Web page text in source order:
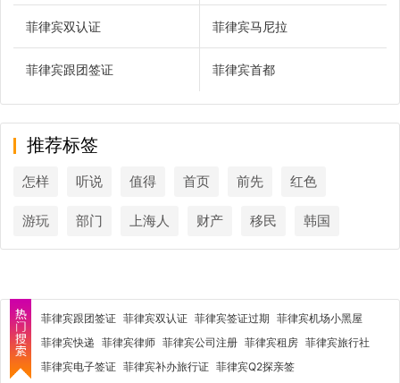
菲律宾双认证 菲律宾马尼拉
菲律宾跟团签证 菲律宾首都
推荐标签
怎样 听说 值得 首页 前先 红色
游玩 部门 上海人 财产 移民 韩国
菲律宾跟团签证 菲律宾双认证 菲律宾签证过期 菲律宾机场小黑屋
菲律宾快递 菲律宾律师 菲律宾公司注册 菲律宾租房 菲律宾旅行社
菲律宾电子签证 菲律宾补办旅行证 菲律宾Q2探亲签